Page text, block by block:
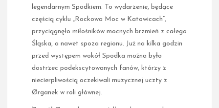
legendarnym Spodkiem. To wydarzenie, będące
częścią cyklu „Rockowa Moc w Katowicach”,
przyciągnęło miłośników mocnych brzmień z całego
Śląska, a nawet spoza regionu. Już na kilka godzin
przed występem wokół Spodka można było
dostrzec podekscytowanych fanów, którzy z
niecierpliwością oczekiwali muzycznej uczty z
Ørganek w roli głównej.